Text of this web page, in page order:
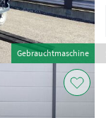
Gebrauchtmaschine